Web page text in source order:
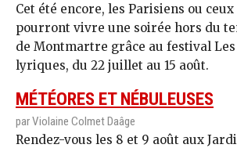
Cet été encore, les Parisiens ou ceux
pourront vivre une soirée hors du
de Montmartre grâce au festival
lyriques, du 22 juillet au 15 août.
MÉTÉORES ET NÉBULEUSES
par Violaine Colmet Daâge
Rendez-vous les 8 et 9 août aux